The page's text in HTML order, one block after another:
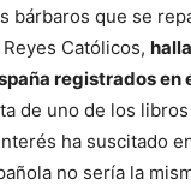
bárbaros que se
Católicos,
registrados en
de uno de los libros
ha suscitado
no sería la